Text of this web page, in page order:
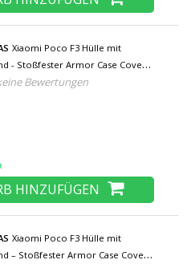
Xiaomi Poco F3 Hülle mit
- Stoßfester Armor Case Cover
Bewertungen
HINZUFÜGEN
Xiaomi Poco F3 Hülle mit
– Stoßfester Armor Case Cover